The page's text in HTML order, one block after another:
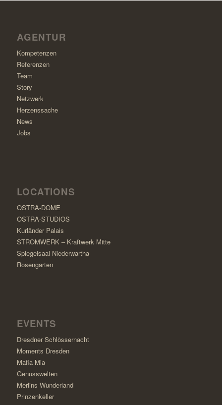
AGENTUR
Kompetenzen
Referenzen
Team
Story
Netzwerk
Herzenssache
News
Jobs
LOCATIONS
OSTRA-DOME
OSTRA-STUDIOS
Kurländer Palais
STROMWERK – Kraftwerk Mitte
Spiegelsaal Niederwartha
Rosengarten
EVENTS
Dresdner Schlössernacht
Moments Dresden
Mafia Mia
Genusswelten
Merlins Wunderland
Prinzenkeller